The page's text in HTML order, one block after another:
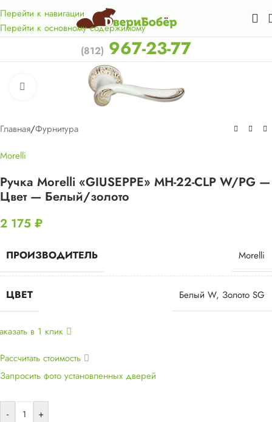
Перейти к навигации
Перейти к основному содержимому
км. от КАД.
(812) 967-23-77
Нажмите, чтобы увеличить
Главная/Фурнитура
Morelli
Ручка Morelli «GIUSEPPE» MH-22-CLP W/PG —
Цвет — Белый/золото
2 175 ₽
ПРОИЗВОДИТЕЛЬ Morelli
ЦВЕТ Белый W, Золото SG
в 1 клик
Рассчитать стоимость
Запросить фото установленных дверей
- +